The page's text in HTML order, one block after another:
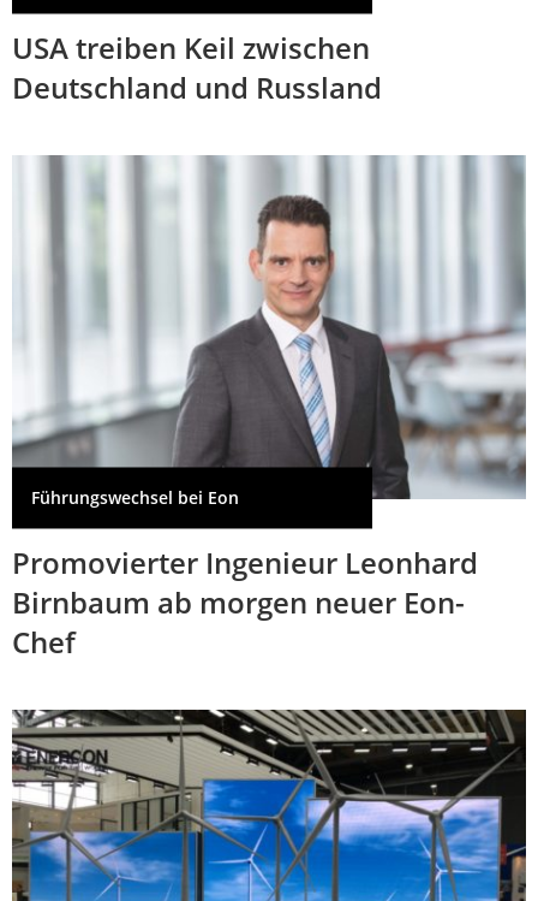
USA treiben Keil zwischen
Deutschland und Russland
Führungswechsel bei Eon
Promovierter Ingenieur Leonhard
Birnbaum ab morgen neuer Eon-
Chef